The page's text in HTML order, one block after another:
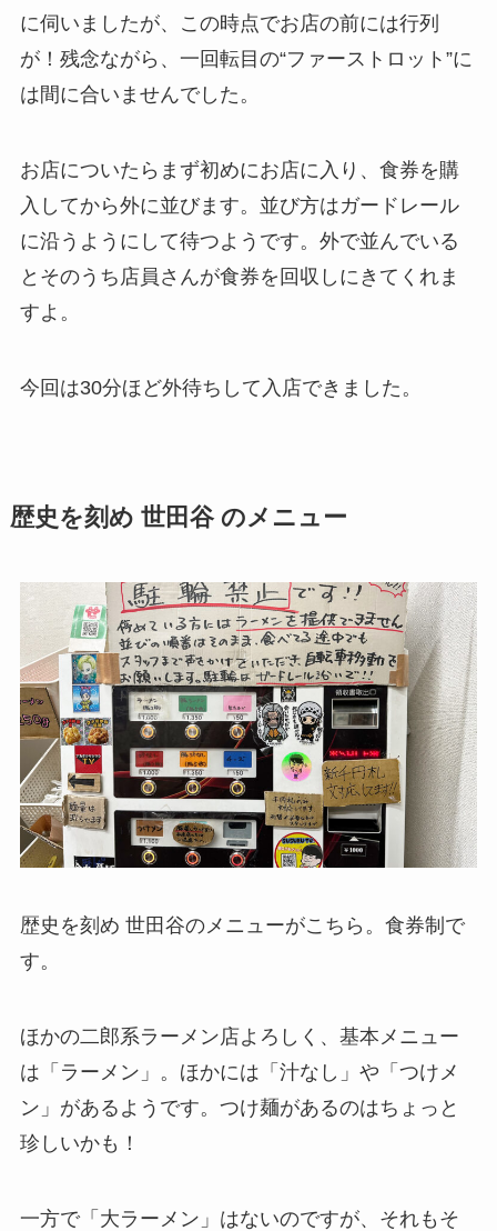
に伺いましたが、この時点でお店の前には行列
が！残念ながら、一回転目の“ファーストロット”に
は間に合いませんでした。
お店についたらまず初めにお店に入り、食券を購
入してから外に並びます。並び方はガードレール
に沿うようにして待つようです。外で並んでいる
とそのうち店員さんが食券を回収しにきてくれま
すよ。
今回は30分ほど外待ちして入店できました。
歴史を刻め 世田谷 のメニュー
歴史を刻め 世田谷のメニューがこちら。食券制で
す。
ほかの二郎系ラーメン店よろしく、基本メニュー
は「ラーメン」。ほかには「汁なし」や「つけメ
ン」があるようです。つけ麺があるのはちょっと
珍しいかも！
一方で「大ラーメン」はないのですが、それもそ